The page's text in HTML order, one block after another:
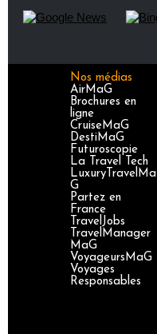
Nos médias
AirMaG
Brochures en
ligne
CruiseMaG
DestiMaG
Futuroscopie
La Travel Tech
LuxuryTravelMa
G
Partez en
France
TravelJobs
TravelManager
MaG
VoyageursMaG
Voyages
Responsables